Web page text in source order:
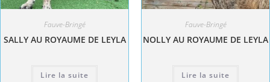
Fauve-Bringé
SALLY AU ROYAUME DE LEYLA
Lire la suite
Fauve-Bringé
NOLLY AU ROYAUME DE LEYLA
Lire la suite